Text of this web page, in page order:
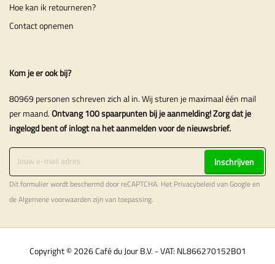
Hoe kan ik retourneren?
Contact opnemen
Kom je er ook bij?
80969 personen schreven zich al in. Wij sturen je maximaal één mail
per maand.Ontvang 100 spaarpunten bij je aanmelding! Zorg dat je
ingelogd bent of inlogt na het aanmelden voor de nieuwsbrief.
Inschrijven
Dit formulier wordt beschermd door reCAPTCHA. Het Privacybeleidvan Google en
deAlgemene voorwaardenzijn van toepassing.
Copyright © 2026 Café du Jour B.V. - VAT: NL866270152B01